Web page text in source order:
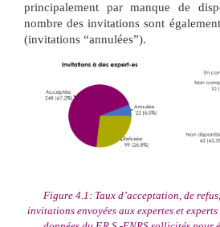
principalement par manque de
nombre des invitations sont
(invitations “annulées”).
Figure 4.1: Taux d’acceptation, de
invitations envoyées aux expertes et